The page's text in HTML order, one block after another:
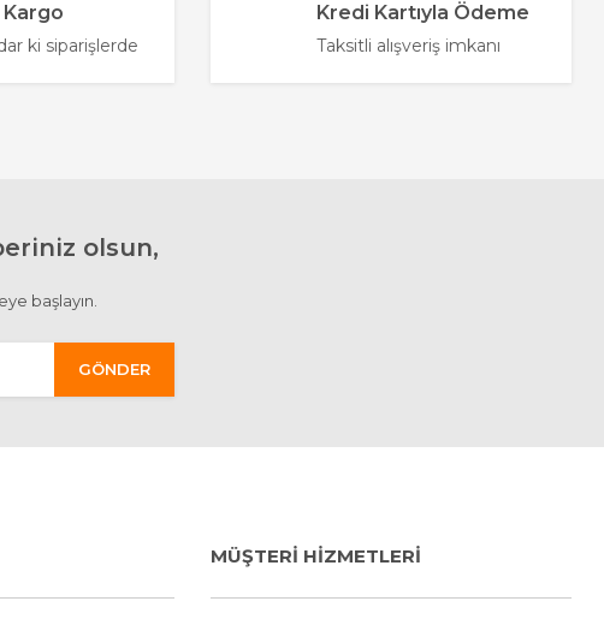
Kargo
ki siparişlerde
Kredi Kartıyla Ödeme
Taksitli alışveriş imkanı
olsun,
başlayın.
GÖNDER
MÜŞTERİ HİZMETLERİ